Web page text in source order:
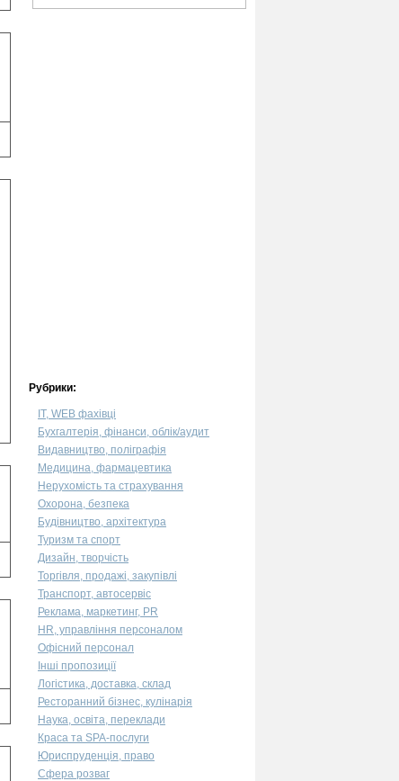
Рубрики:
IT, WEB фахівці
Бухгалтерія, фінанси, облік/аудит
Видавництво, поліграфія
Медицина, фармацевтика
Нерухомість та страхування
Охорона, безпека
Будівництво, архітектура
Туризм та спорт
Дизайн, творчість
Торгівля, продажі, закупівлі
Транспорт, автосервіс
Реклама, маркетинг, PR
HR, управління персоналом
Офісний персонал
Інші пропозиції
Логістика, доставка, склад
Ресторанний бізнес, кулінарія
Наука, освіта, переклади
Краса та SPA-послуги
Юриспруденція, право
Сфера розваг